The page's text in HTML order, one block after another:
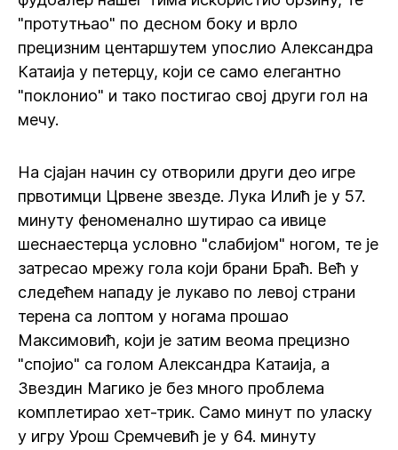
"протутњао" по десном боку и врло
прецизним центаршутем упослио Александра
Катаија у петерцу, који се само елегантно
"поклонио" и тако постигао свој други гол на
мечу.
На сјајан начин су отворили други део игре
првотимци Црвене звезде. Лука Илић је у 57.
минуту феноменално шутирао са ивице
шеснаестерца условно "слабијом" ногом, те је
затресао мрежу гола који брани Браћ. Већ у
следећем нападу је лукаво по левој страни
терена са лоптом у ногама прошао
Максимовић, који је затим веома прецизно
"спојио" са голом Александра Катаија, а
Звездин Магико је без много проблема
комплетирао хет-трик. Само минут по уласку
у игру Урош Сремчевић је у 64. минуту